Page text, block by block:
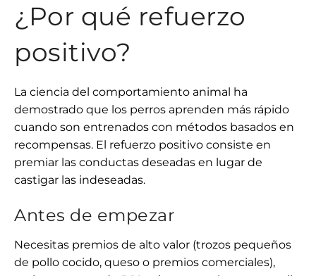
¿Por qué refuerzo
positivo?
La ciencia del comportamiento animal ha
demostrado que los perros aprenden más rápido
cuando son entrenados con métodos basados en
recompensas. El refuerzo positivo consiste en
premiar las conductas deseadas en lugar de
castigar las indeseadas.
Antes de empezar
Necesitas premios de alto valor (trozos pequeños
de pollo cocido, queso o premios comerciales),